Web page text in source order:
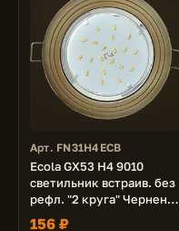
Арт. FN31H4ECB
Ecola GX53 H4 9010
светильник встраив. без
рефл. "2 круга" Черненая
бронза 43x115 (к+)
156 ₽